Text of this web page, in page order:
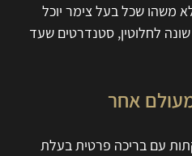
משהו שכל בעל צימר יוכל
לחלוטין, סטנדרטים שעד
אחר
עם בריכה פרטית בעלת